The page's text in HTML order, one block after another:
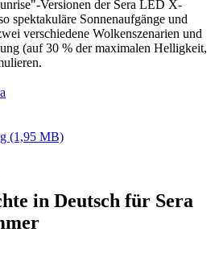
Versionen der Sera LED X-
spektakuläre Sonnenaufgänge und
verschiedene Wolkenszenarien und
(auf 30 % der maximalen Helligkeit,
(1,95 MB)
in Deutsch für Sera